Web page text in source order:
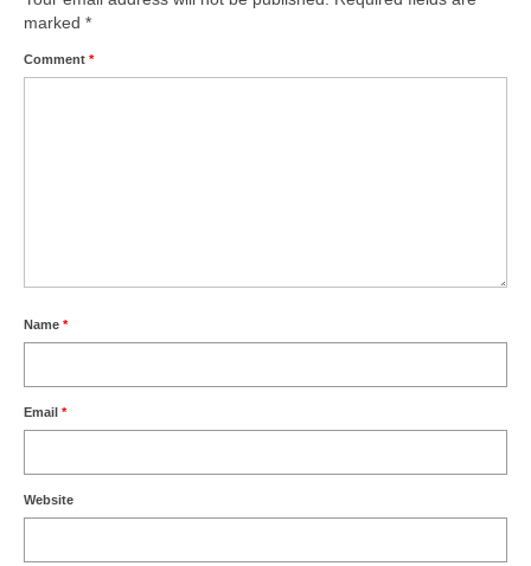
marked *
Comment *
Name *
Email *
Website